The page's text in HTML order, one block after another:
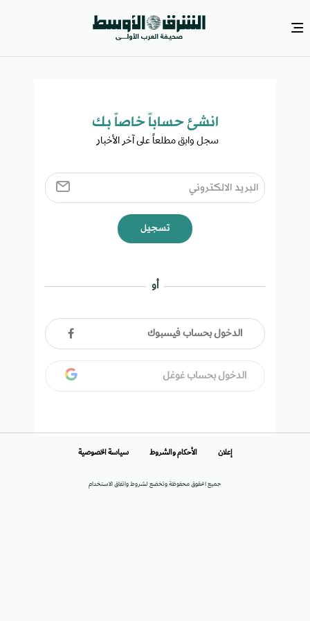
انشئ حساباً خاصاً بك​
سجل وابق مطلعاً على آخر الأخبار ​
تسجيل
أو
الدخول بحساب فيسبوك
الدخول بحساب غوغل
جميع الحقوق محفوظة وتخضع لشروط واتفاق الاستخدام
إعلان الأحكام والشروط سياسة الخصوصية